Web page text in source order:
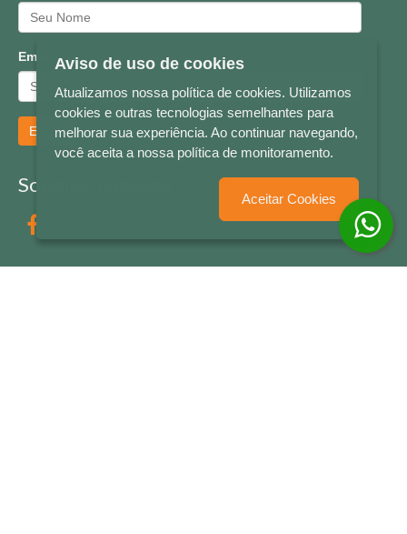
Email:
Enviar
Socialize conosco
Aviso de uso de cookies
Atualizamos nossa política de cookies. Utilizamos
cookies e outras tecnologias semelhantes para
melhorar sua experiência. Ao continuar navegando,
você aceita a nossa política de monitoramento.
Aceitar Cookies